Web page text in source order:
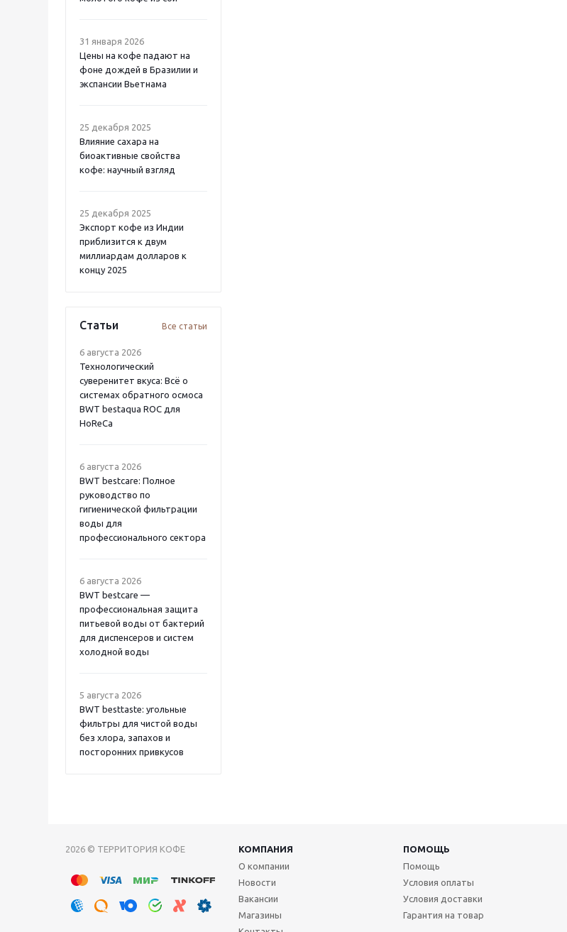
31 января 2026
Цены на кофе падают на
фоне дождей в Бразилии и
экспансии Вьетнама
25 декабря 2025
Влияние сахара на
биоактивные свойства
кофе: научный взгляд
25 декабря 2025
Экспорт кофе из Индии
приблизится к двум
миллиардам долларов к
концу 2025
Статьи Все статьи
6 августа 2026
Технологический
суверенитет вкуса: Всё о
системах обратного осмоса
BWT bestaqua ROC для
HoReCa
6 августа 2026
BWT bestcare: Полное
руководство по
гигиенической фильтрации
воды для
профессионального сектора
6 августа 2026
BWT bestcare —
профессиональная защита
питьевой воды от бактерий
для диспенсеров и систем
холодной воды
5 августа 2026
BWT besttaste: угольные
фильтры для чистой воды
без хлора, запахов и
посторонних привкусов
2026 © ТЕРРИТОРИЯ КОФЕ КОМПАНИЯ ПОМОЩЬ
О компании
Новости
Вакансии
Магазины
Помощь
Условия оплаты
Условия доставки
Гарантия на товар